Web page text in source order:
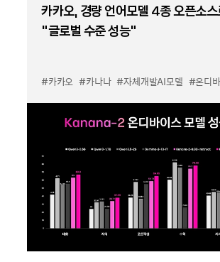
카카오, 경량 언어모델 4종 오픈소스
“글로벌 수준 성능”
#카카오 #카나나 #자체개발AI모델 #온디